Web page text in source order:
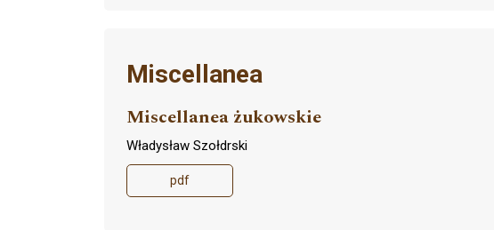
Miscellanea
Miscellanea żukowskie
Władysław Szołdrski
pdf